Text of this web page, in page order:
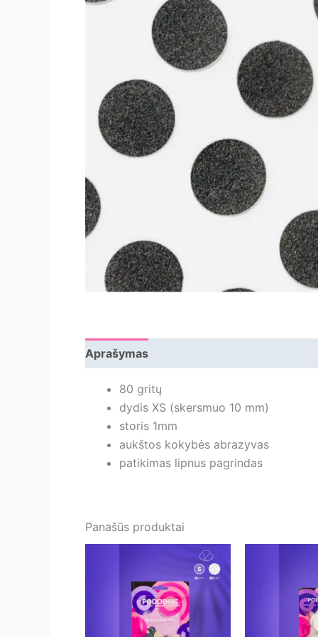
Aprašymas
80 gritų
dydis XS (skersmuo 10 mm)
storis 1mm
aukštos kokybės abrazyvas
patikimas lipnus pagrindas
Panašūs produktai